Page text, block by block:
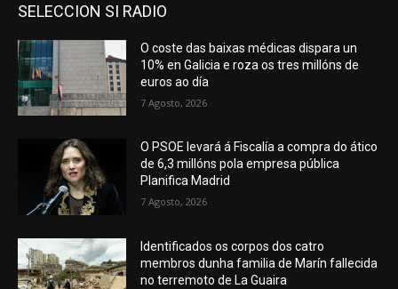
SELECCION SI RADIO
O coste das baixas médicas dispara un
10% en Galicia e roza os tres millóns de
euros ao día
7 Agosto, 2026
O PSOE levará á Fiscalía a compra do ático
de 6,3 millóns pola empresa pública
Planifica Madrid
7 Agosto, 2026
Identificados os corpos dos catro
membros dunha familia de Marín fallecida
no terremoto de La Guaira